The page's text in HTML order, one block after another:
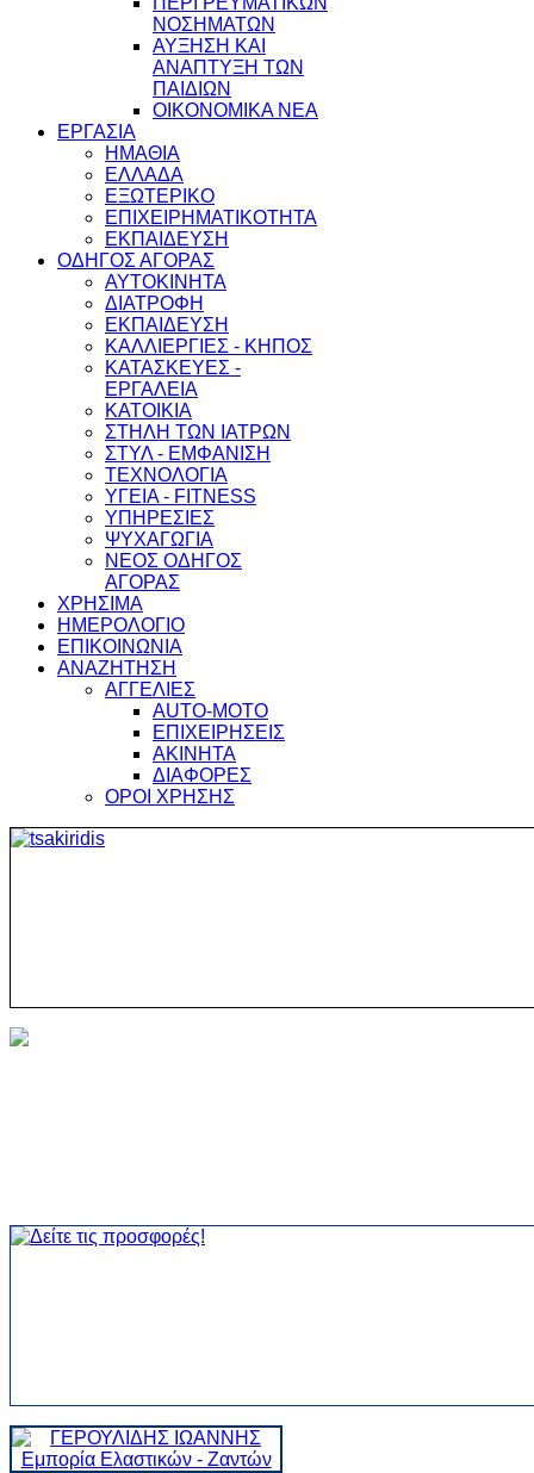
ΝΟΣΗΜΑΤΩΝ
ΑΥΞΗΣΗ ΚΑΙ
ΑΝΑΠΤΥΞΗ ΤΩΝ
ΠΑΙΔΙΩΝ
ΟΙΚΟΝΟΜΙΚΑ ΝΕΑ
ΕΡΓΑΣΙΑ
ΗΜΑΘΙΑ
ΕΛΛΑΔΑ
ΕΞΩΤΕΡΙΚΟ
ΕΠΙΧΕΙΡΗΜΑΤΙΚΟΤΗΤΑ
ΕΚΠΑΙΔΕΥΣΗ
ΟΔΗΓΟΣ ΑΓΟΡΑΣ
ΑΥΤΟΚΙΝΗΤΑ
ΔΙΑΤΡΟΦΗ
ΕΚΠΑΙΔΕΥΣΗ
ΚΑΛΛΙΕΡΓΙΕΣ - ΚΗΠΟΣ
ΚΑΤΑΣΚΕΥΕΣ -
ΕΡΓΑΛΕΙΑ
ΚΑΤΟΙΚΙΑ
ΣΤΗΛΗ ΤΩΝ ΙΑΤΡΩΝ
ΣΤΥΛ - ΕΜΦΑΝΙΣΗ
ΤΕΧΝΟΛΟΓΙΑ
ΥΓΕΙΑ - FITNESS
ΥΠΗΡΕΣΙΕΣ
ΨΥΧΑΓΩΓΙΑ
ΝΕΟΣ ΟΔΗΓΟΣ
ΑΓΟΡΑΣ
ΧΡΗΣΙΜΑ
ΗΜΕΡΟΛΟΓΙΟ
ΕΠΙΚΟΙΝΩΝΙΑ
ΑΝΑΖΗΤΗΣΗ
ΑΓΓΕΛΙΕΣ
AUTO-MOTO
ΕΠΙΧΕΙΡΗΣΕΙΣ
ΑΚΙΝΗΤΑ
ΔΙΑΦΟΡΕΣ
ΟΡΟΙ ΧΡΗΣΗΣ